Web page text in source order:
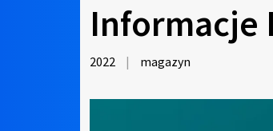
Informacje
2022 | magazyn